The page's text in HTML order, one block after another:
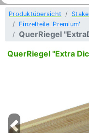
Produktübersicht
Einzelteile 'Premium'
QuerRiegel
QuerRiegel "Extra
Previous